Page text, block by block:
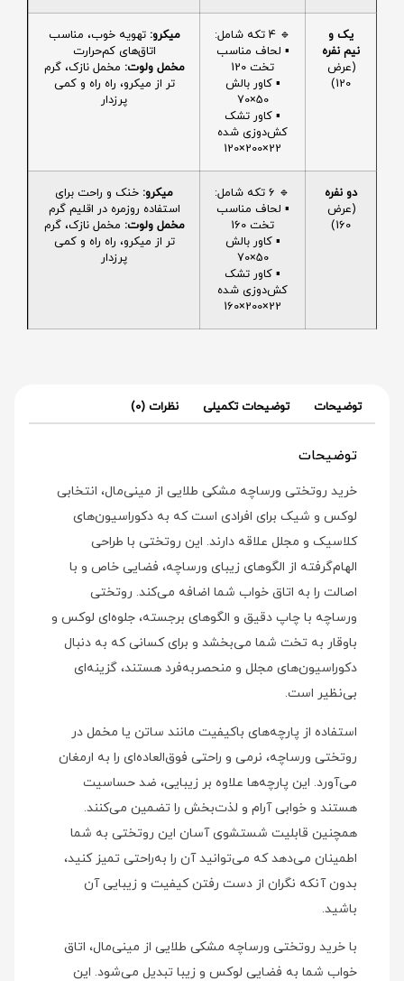
یک و
نیم نفره
(عرض
120)
🔹 4 تکه شامل:
▪️ لحاف مناسب
تخت 120
▪️ کاور بالش
50×70
▪️ کاور تشک
کش‌دوزی شده
22×200×120
میکرو: تهویه خوب، مناسب
اتاق‌های کم‌حرارت
مخمل ولوت: مخمل نازک، گرم
تر از میکرو، راه راه و کمی
پرزدار
دو نفره
(عرض
160)
🔹 6 تکه شامل:
▪️ لحاف مناسب
تخت 160
▪️ کاور بالش
50×70
▪️ کاور تشک
کش‌دوزی شده
22×200×160
میکرو: خنک و راحت برای
استفاده روزمره در اقلیم گرم
مخمل ولوت: مخمل نازک، گرم
تر از میکرو، راه راه و کمی
پرزدار
توضیحات توضیحات تکمیلی نظرات (0)
توضیحات
خرید روتختی ورساچه مشکی طلایی از مینی‌مال، انتخابی
لوکس و شیک برای افرادی است که به دکوراسیون‌های
کلاسیک و مجلل علاقه دارند. این روتختی با طراحی
الهام‌گرفته از الگوهای زیبای ورساچه، فضایی خاص و با
اصالت را به اتاق خواب شما اضافه می‌کند. روتختی
ورساچه با چاپ دقیق و الگوهای برجسته، جلوه‌ای لوکس و
باوقار به تخت شما می‌بخشد و برای کسانی که به دنبال
دکوراسیون‌های مجلل و منحصر‌به‌فرد هستند، گزینه‌ای
بی‌نظیر است.
استفاده از پارچه‌های باکیفیت مانند ساتن یا مخمل در
روتختی ورساچه، نرمی و راحتی فوق‌العاده‌ای را به ارمغان
می‌آورد. این پارچه‌ها علاوه بر زیبایی، ضد حساسیت
هستند و خوابی آرام و لذت‌بخش را تضمین می‌کنند.
همچنین قابلیت شستشوی آسان این روتختی به شما
اطمینان می‌دهد که می‌توانید آن را به‌راحتی تمیز کنید،
بدون آنکه نگران از دست رفتن کیفیت و زیبایی آن
باشید.
با خرید روتختی ورساچه مشکی طلایی از مینی‌مال، اتاق
خواب شما به فضایی لوکس و زیبا تبدیل می‌شود. این